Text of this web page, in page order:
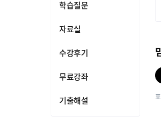
학습질문
자료실
수강후기
무료강좌
기출해설
표